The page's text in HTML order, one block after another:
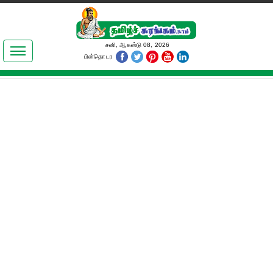
இலக்கியங்கள்
தமிழ் உலகம்
சனி, ஆகஸ்டு 08, 2026
பின்தொடர